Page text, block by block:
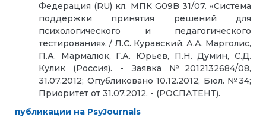
Федерация (RU) кл. МПК G09B 31/07. «Система
поддержки принятия решений для
психологического и педагогического
тестирования». / Л.С. Куравский, А.А. Марголис,
П.А. Мармалюк, Г.А. Юрьев, П.Н. Думин, С.Д.
Кулик (Россия). - Заявка №2012132684/08,
31.07.2012; Опубликовано 10.12.2012, Бюл. №34;
Приоритет от 31.07.2012. - (РОСПАТЕНТ).
публикации на PsyJournals